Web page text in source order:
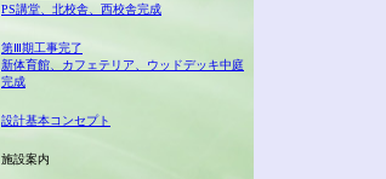
PS講堂、北校舎、西校舎完成
第Ⅲ期工事完了
新体育館、カフェテリア、ウッドデッキ中庭
完成
設計基本コンセプト
施設案内